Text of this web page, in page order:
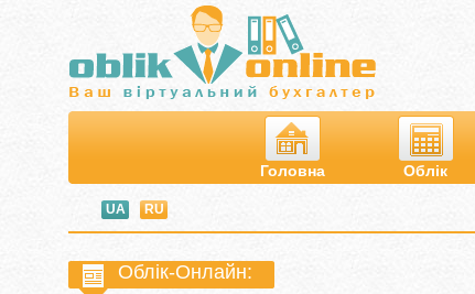
Головна Облік
UA RU
Облік-Онлайн: